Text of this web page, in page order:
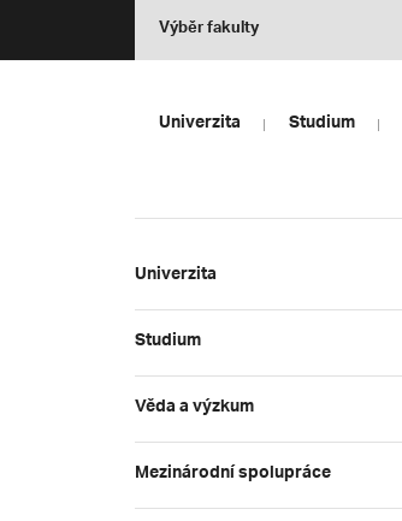
Výběr fakulty
Univerzita Studium
Univerzita
Studium
Věda a výzkum
Mezinárodní spolupráce